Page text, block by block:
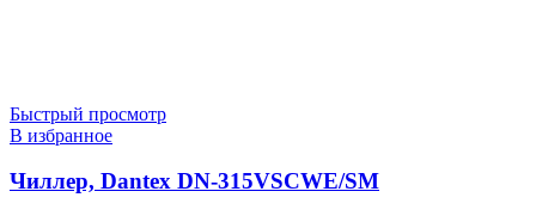
Быстрый просмотр
В избранное
Чиллер, Dantex DN-315VSCWE/SM